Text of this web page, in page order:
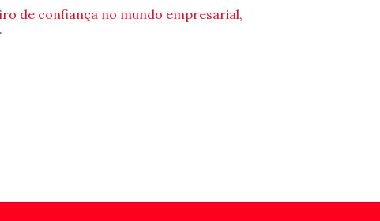
de confiança no mundo empresarial,